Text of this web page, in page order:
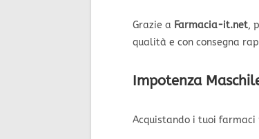
Grazie a Farmacia-it.net,
qualità e con consegna
Impotenza
Acquistando i tuoi farmaci